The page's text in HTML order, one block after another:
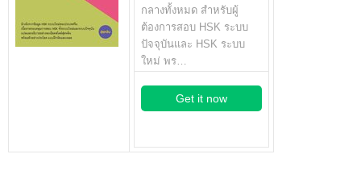
กลางทั้งหมด สำหรับผู้
ต้องการสอบ HSK ระบบ
ปัจจุบันและ HSK ระบบ
ใหม่ พร…
Get it now